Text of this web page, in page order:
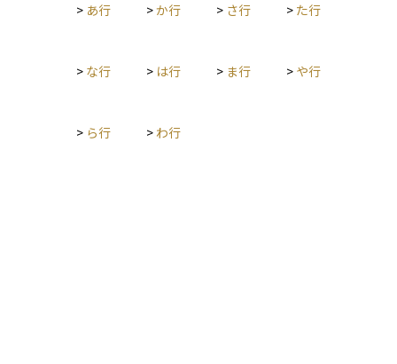
> あ行 >か行 > さ行 > た行
> な行 > は行 > ま行 > や行
> ら行 > わ行